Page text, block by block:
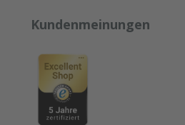
Kundenmeinungen